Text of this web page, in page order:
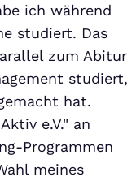
ich während
studiert. Das
zum Abitur
studiert,
hat.
e.V." an
Programmen
meines